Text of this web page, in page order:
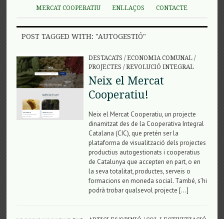
MERCAT COOPERATIU
ENLLAÇOS CONTACTE
POST TAGGED WITH: "AUTOGESTIÓ"
DESTACATS /ECONOMIA COMUNAL/
PROJECTES /REVOLUCIÓ INTEGRAL
Neix el Mercat
Cooperatiu!
Neix el Mercat Cooperatiu, un projecte
dinamitzat des de la Cooperativa Integral
Catalana (CIC), que pretén ser la
plataforma de visualització dels projectes
productius autogestionats i cooperatius
de Catalunya que accepten en part, o en
la seva totalitat, productes, serveis o
formacions en moneda social. També, s’hi
podrà trobar qualsevol projecte […]